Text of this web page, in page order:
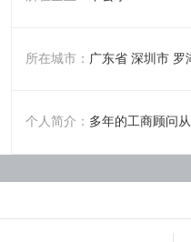
所在城市： 广东省 深圳市 罗
个人简介： 多年的工商顾问